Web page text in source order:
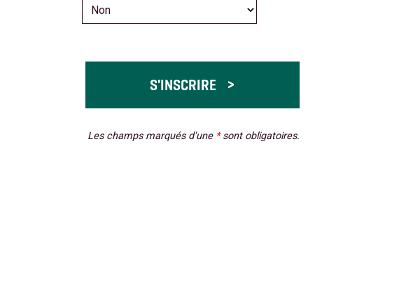
Les champs marqués d'une *sont obligatoires.